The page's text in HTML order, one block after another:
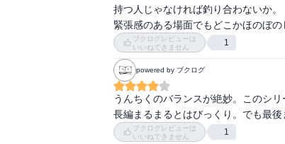
【椅子】《座面の真ん中から黄色い
うな風情でぽつねんと存在していた
【一反木綿】その正体はムササビだと
【乾愛梨／いぬい・あいり】祖父江
【今成健太／いまなり・けんた】長
フォールドの「トビー」を盗まれた
敦子さんでアロマテラピスト。
【ウァレフォル】謎の人物。元の意
『地獄の辞典』によると天使の姿な
持つ人じゃなければ釣り合わないか。
緊張感のある場面でもどこかほのぼ
ブクログレビューは
いいねできません
1
powered by ブクログ
うんちくのバランスが絶妙。このシ
長編まるまるとはびっくり。でも最
ブクログレビューは
いいねできません
1